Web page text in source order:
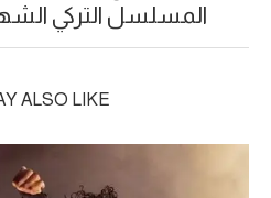
المسلسل التركي
ALSO LIKE